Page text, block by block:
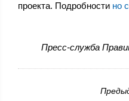
проекта. Подробности но
Пресс-служба